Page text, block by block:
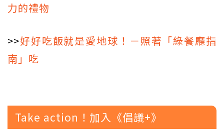
力的禮物
>>好好吃飯就是愛地球！－照著「綠餐廳指
南」吃
Take action！加入《倡議+》